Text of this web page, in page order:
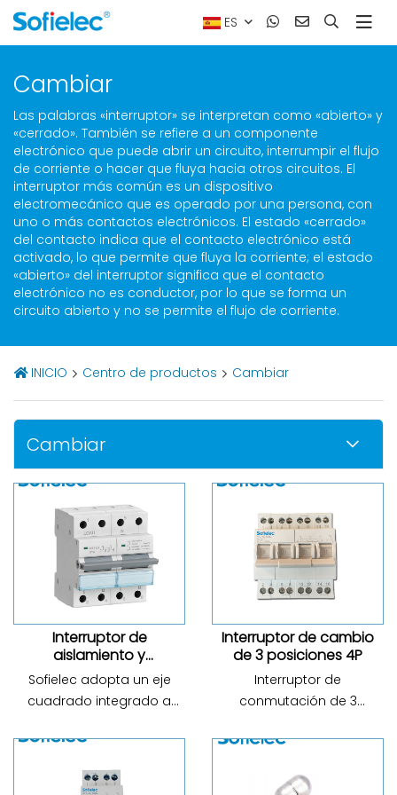
ES
Cambiar
Las palabras «interruptor» se interpretan como «abierto» y
«cerrado». También se refiere a un componente
electrónico que puede abrir un circuito, interrumpir el flujo
de corriente o hacer que fluya hacia otros circuitos. El
interruptor más común es un dispositivo
electromecánico que es operado por una persona, con
uno o más contactos electrónicos. El estado «cerrado»
del contacto indica que el contacto electrónico está
activado, lo que permite que fluya la corriente; el estado
«abierto» del interruptor significa que el contacto
electrónico no es conductor, por lo que se forma un
circuito abierto y no se permite el flujo de corriente.
INICIO Centro de productos Cambiar
Cambiar
Interruptor de
aislamiento y
conversión de la serie
ASFT
Sofielec adopta un eje
cuadrado integrado a
manija multipolar, mejor
sincronización durante la
apertura y el cierre;
Interruptor de cambio
de 3 posiciones 4P
Interruptor de
conmutación de 3
SF 419G 63A; Voltaje
230 V; Número de polos: